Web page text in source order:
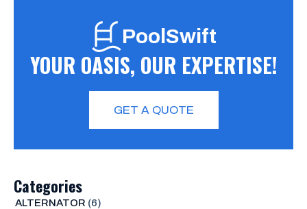
PoolSwift
YOUR OASIS, OUR EXPERTISE!
GET A QUOTE
Categories
ALTERNATOR (6)